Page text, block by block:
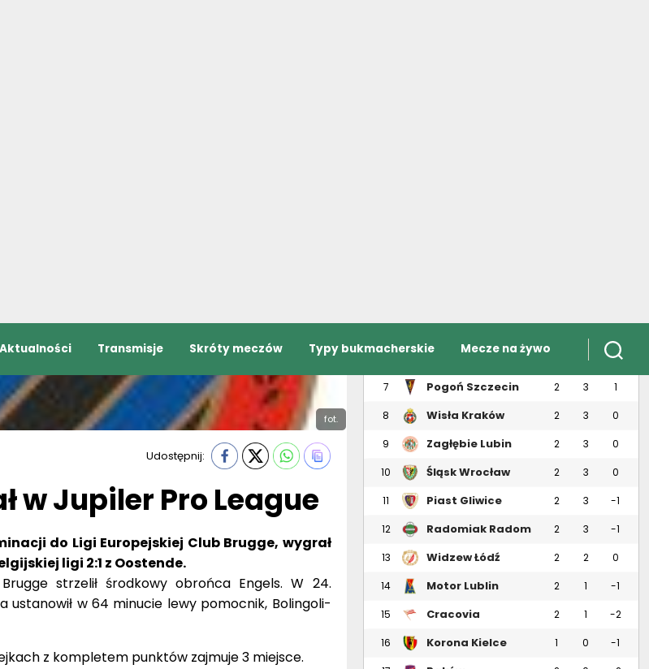
fot.
Udostępnij:
w Jupiler Pro League
do Ligi Europejskiej Club Brugge, wygrał
ligi 2:1 z Oostende.
strzelił środkowy obrońca Engels. W 24.
ustanowił w 64 minucie lewy pomocnik, Bolingoli-
z kompletem punktów zajmuje 3 miejsce.
3 1
7 Pogoń Szczecin 2 3 1
8 Wisła Kraków 2 3 0
9 Zagłębie Lubin 2 3 0
10 Śląsk Wrocław 2 3 0
11 Piast Gliwice 2 3 -1
12 Radomiak Radom 2 3 -1
13 Widzew Łódź 2 2 0
14 Motor Lublin 2 1 -1
15 Cracovia 2 1 -2
16 Korona Kielce 1 0 -1